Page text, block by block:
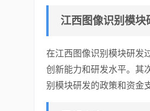
江西图像识别模块
在江西图像识别模块研发
创新能力和研发水平。其
别模块研发的政策和资金